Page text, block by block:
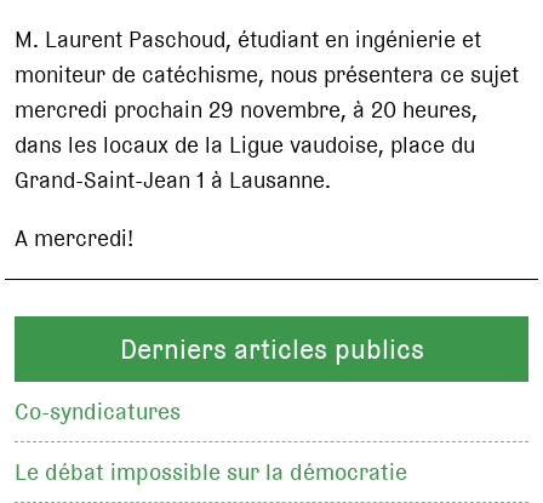
M. Laurent Paschoud, étudiant en ingénierie et
moniteur de catéchisme, nous présentera ce sujet
mercredi prochain 29 novembre, à 20 heures,
dans les locaux de la Ligue vaudoise, place du
Grand-Saint-Jean 1 à Lausanne.
A mercredi!
Derniers articles publics
Co-syndicatures
Le débat impossible sur la démocratie